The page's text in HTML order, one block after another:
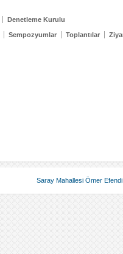
Denetleme Kurulu
Sempozyumlar Toplantılar
Saray Mahallesi Ömer